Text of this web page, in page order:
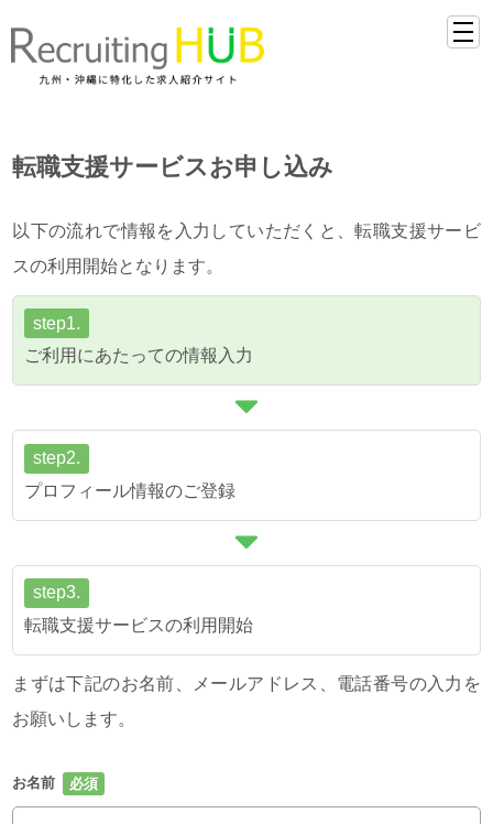
転職支援サービスお申し込み
以下の流れで情報を入力していただくと、転職支援サービ
スの利用開始となります。
step1.
ご利用にあたっての情報入力
step2.
プロフィール情報のご登録
step3.
転職支援サービスの利用開始
まずは下記のお名前、メールアドレス、電話番号の入力を
お願いします。
お名前